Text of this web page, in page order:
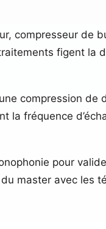
compresseur de
figent la
compression de
fréquence
pour
master avec les